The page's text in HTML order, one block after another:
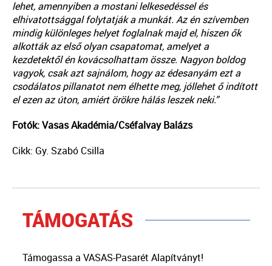
lehet, amennyiben a mostani lelkesedéssel és
elhivatottsággal folytatják a munkát. Az én szívemben
mindig különleges helyet foglalnak majd el, hiszen ők
alkották az első olyan csapatomat, amelyet a
kezdetektől én kovácsolhattam össze. Nagyon boldog
vagyok, csak azt sajnálom, hogy az édesanyám ezt a
csodálatos pillanatot nem élhette meg, jóllehet ő indított
el ezen az úton, amiért örökre hálás leszek neki.”
Fotók: Vasas Akadémia/Cséfalvay Balázs
Cikk: Gy. Szabó Csilla
TÁMOGATÁS
Támogassa a VASAS-Pasarét Alapítványt!